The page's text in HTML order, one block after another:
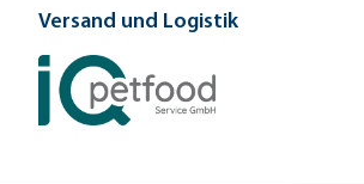
Versand und Logistik